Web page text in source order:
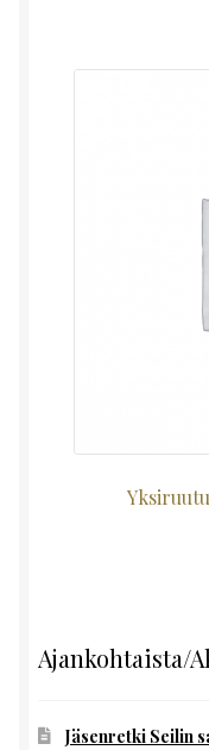
Ajankohtaista/
Jäsenretki Seilin